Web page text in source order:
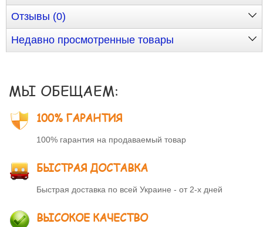
Отзывы (0)
Недавно просмотренные товары
МЫ ОБЕЩАЕМ:
100% ГАРАНТИЯ
100% гарантия на продаваемый товар
БЫСТРАЯ ДОСТАВКА
Быстрая доставка по всей Украине - от 2-х дней
ВЫСОКОЕ КАЧЕСТВО